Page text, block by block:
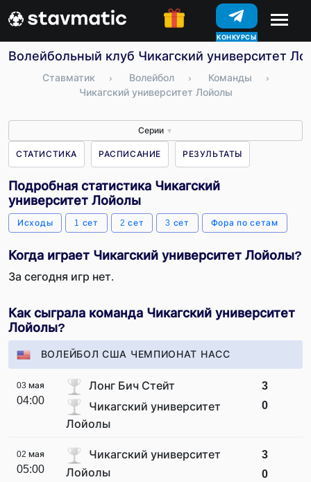
КОНКУРСЫ
Волейбольный клуб Чикагский университет
Ставматик › Волейбол › Команды
›
Чикагский университет Лойолы
Серии ▼
СТАТИСТИКА РАСПИСАНИЕ РЕЗУЛЬТАТЫ
Подробная статистика Чикагский
университет Лойолы
Исходы 1 сет 2 сет 3 сет Фора по сетам
Когда играет Чикагский университет Лойолы?
За сегодня игр нет.
Как сыграла команда Чикагский университет
Лойолы?
ВОЛЕЙБОЛ США ЧЕМПИОНАТ НАСС
03 мая
04:00
Лонг Бич Стейт
Чикагский университет
Лойолы
3
0
02 мая
05:00
Чикагский университет
Лойолы
3
0